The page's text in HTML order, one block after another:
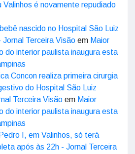
Valinhos é novamente repudiado
nascido no Hospital São Luiz
Jornal Terceira Visão em Maior
do interior paulista inaugura esta
Concon realiza primeira cirurgia
do Hospital São Luiz
Terceira Visão em Maior
do interior paulista inaugura esta
I, em Valinhos, só terá
após às 22h - Jornal Terceira